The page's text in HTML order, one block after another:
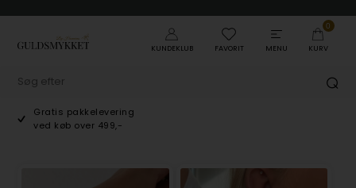
KUNDEKLUB FAVORIT MENU
0
KURV
Gratis pakkelevering
ved køb over 499,-